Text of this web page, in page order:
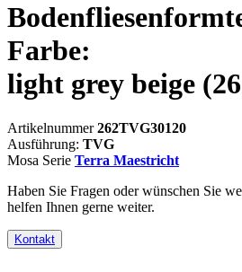
Farbe:
light grey beige
Artikelnummer262TVG30120
Ausführung: TVG
Mosa Serie Terra Maestricht
Haben Sie Fragen oder wünschen Sie
helfen Ihnen gerne weiter.
Kontakt